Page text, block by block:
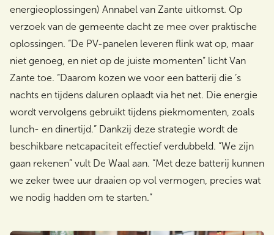
energieoplossingen) Annabel van Zante uitkomst. Op
verzoek van de gemeente dacht ze mee over praktische
oplossingen. “De PV-panelen leveren flink wat op, maar
niet genoeg, en niet op de juiste momenten” licht Van
Zante toe. “Daarom kozen we voor een batterij die ’s
nachts en tijdens daluren oplaadt via het net. Die energie
wordt vervolgens gebruikt tijdens piekmomenten, zoals
lunch- en dinertijd.” Dankzij deze strategie wordt de
beschikbare netcapaciteit effectief verdubbeld. “We zijn
gaan rekenen” vult De Waal aan. “Met deze batterij kunnen
we zeker twee uur draaien op vol vermogen, precies wat
we nodig hadden om te starten.”